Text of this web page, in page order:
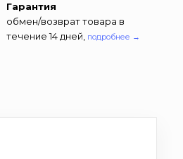
Гарантия
обмен/возврат товара в
течение 14 дней, подробнее →